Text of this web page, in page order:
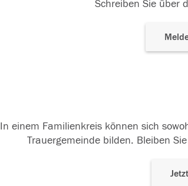
Schreiben Sie über
In einem Familienkreis können sich
Trauergemeinde bilden. Bleiben